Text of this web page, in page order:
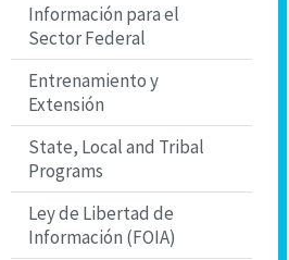
Información para el
Sector Federal
Entrenamiento y
Extensión
State, Local and Tribal
Programs
Ley de Libertad de
Información (FOIA)